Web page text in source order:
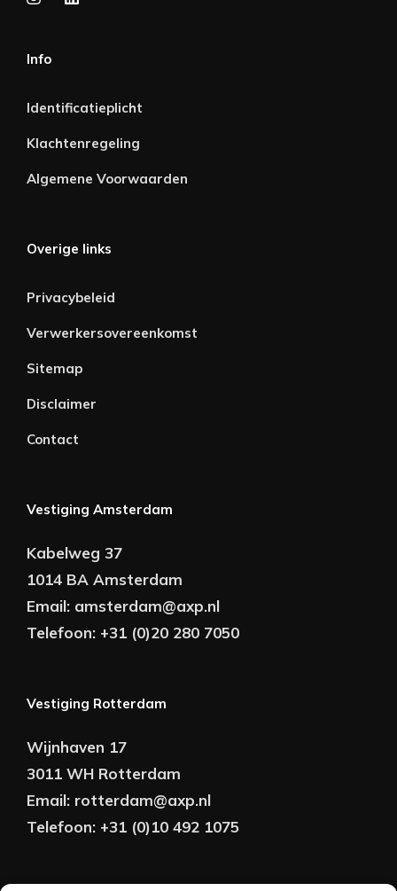
Info
Identificatieplicht
Klachtenregeling
Algemene Voorwaarden
Overige links
Privacybeleid
Verwerkersovereenkomst
Sitemap
Disclaimer
Contact
Vestiging Amsterdam
Kabelweg 37
1014 BA Amsterdam
Email: amsterdam@axp.nl
Telefoon: +31 (0)20 280 7050
Vestiging Rotterdam
Wijnhaven 17
3011 WH Rotterdam
Email: rotterdam@axp.nl
Telefoon: +31 (0)10 492 1075